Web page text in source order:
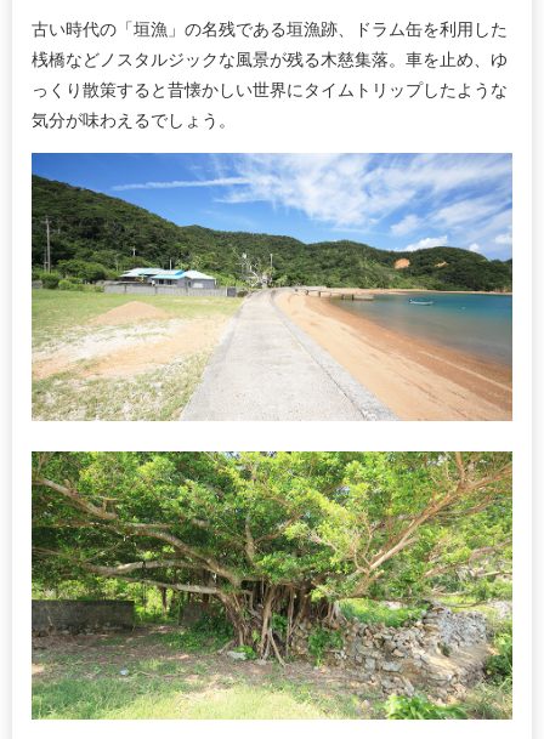
古い時代の「垣漁」の名残である垣漁跡、ドラム缶を利用した
桟橋などノスタルジックな風景が残る木慈集落。車を止め、ゆ
っくり散策すると昔懐かしい世界にタイムトリップしたような
気分が味わえるでしょう。